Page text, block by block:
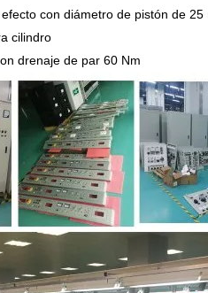
con diámetro de pistón de
cilindro
drenaje de par 60 Nm